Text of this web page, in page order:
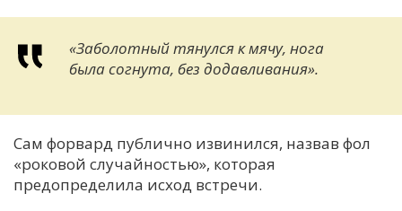
Я
«Заболотный тянулся к мячу, нога
была согнута, без додавливания».
Сам форвард публично извинился, назвав фол
«роковой случайностью», которая
предопределила исход встречи.